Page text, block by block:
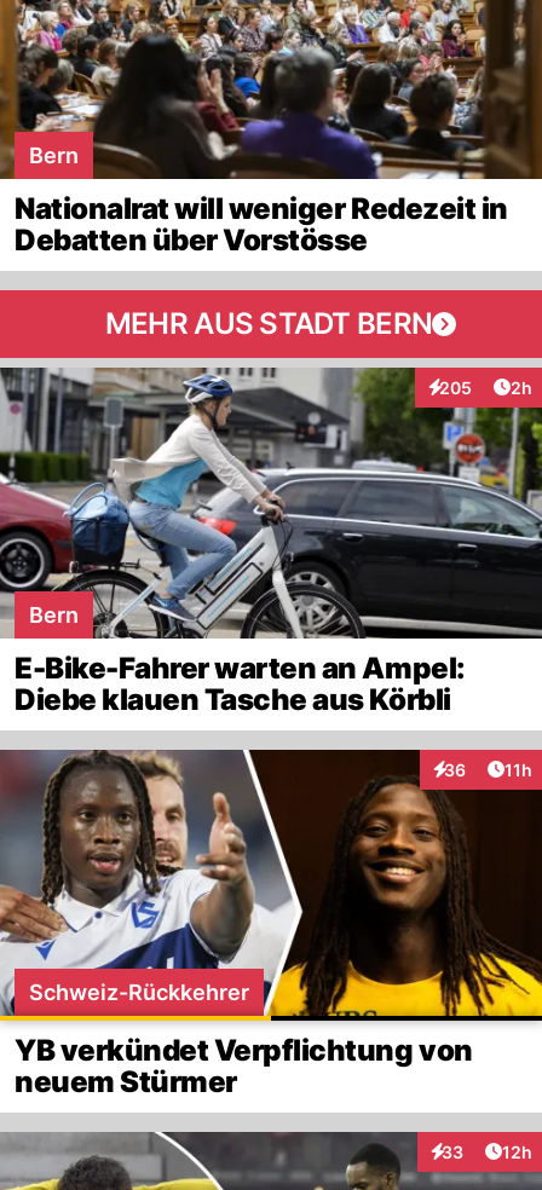
Bern
Nationalrat will weniger Redezeit in
Debatten über Vorstösse
MEHR AUS STADT BERN
205
Interaktionen
2h
Bern
E-Bike-Fahrer warten an Ampel:
Diebe klauen Tasche aus Körbli
36
Interaktionen
11h
Schweiz-Rückkehrer
YB verkündet Verpflichtung von
neuem Stürmer
33
Interaktionen
12h